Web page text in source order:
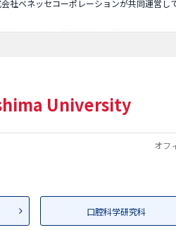
社ベネッセコーポレーションが共同運営
載しており、医学研究科や口腔科学研究
University
オフ
口腔科学研究科